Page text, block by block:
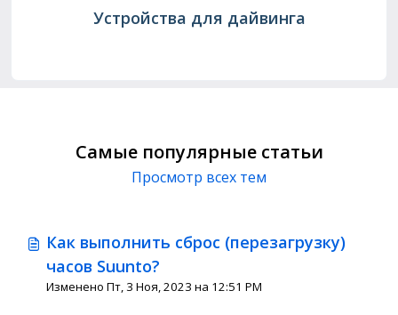
Устройства для дайвинга
Самые популярные статьи
Просмотр всех тем
Как выполнить сброс (перезагрузку)
часов Suunto?
Изменено Пт, 3 Ноя, 2023 на 12:51 PM